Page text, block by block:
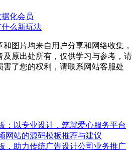
据化会员
什么新玩法
图片均来自用户分享和网络收集，
及原出处所有，仅供学习与参考，请
了您的权利，请联系网站客服处
：以专业设计，筑就爱心服务平台
网站的源码模板推荐与建议
，助力传统广告设计公司业务推广